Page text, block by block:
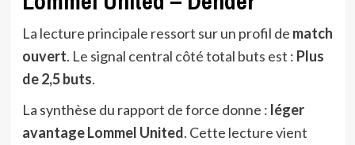
La lecture principale ressort sur un profil de match
ouvert. Le signal central côté total buts est : Plus
de 2,5 buts.
La synthèse du rapport de force donne : léger
avantage Lommel United. Cette lecture vient